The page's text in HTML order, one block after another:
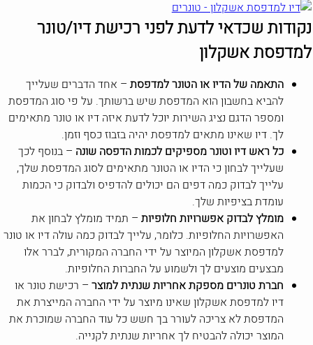
נקודות שכדאי לדעת לפני רכישת דיו/טונר
למדפסת אשקלון
התאמה של הדיו או הטונר למדפסת – אחד הדברים שעלייך
להביא בחשבון הוא המדפסת שיש ברשותך. על פי סוג המדפסת
ומספר הדגם נציג השירות יוכל לדעת איזה דיו או טונר מתאימים
לך. דיו שאינו מתאים למדפסת יהיה בזבוז כסף וזמן.
כל ראש דיו וטונר מספיקים לכמות הדפסה שונה – בנוסף לכך
שעלייך לבחון כי הדיו או הטונר מתאימים לסוג המדפסת שלך,
עלייך לבדוק כמה דפים הם יכולים להדפיס ולבדוק כי הכמות
עומדת בציפיות שלך.
מומלץ לבדוק אפשרויות חלופיות – תמיד מומלץ לבחון את
האפשרויות החלופיות. כלומר, עלייך לבדוק כמה עולה דיו או טונר
למדפסת אשקלון המיוצר על ידי החברה המקורית, לברר אלו
מבצעים מוצעים לך ולשמוע על החברות החלופיות.
חברת טונרים מספקת אחריות שנתית למוצר – רכישת טונר או
דיו למדפסת אשקלון שאינו מיוצר על ידי החברה המייצרת את
המדפסת לא צריכה לעורר בך חשש כל עוד החברה שמוכרת את
המוצר יכולה להבטיח לך אחריות שנתית לקנייה.